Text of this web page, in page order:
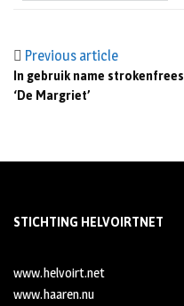
Previous article
In gebruik name strokenfrees
‘De Margriet’
STICHTING HELVOIRTNET
www.helvoirt.net
www.haaren.nu